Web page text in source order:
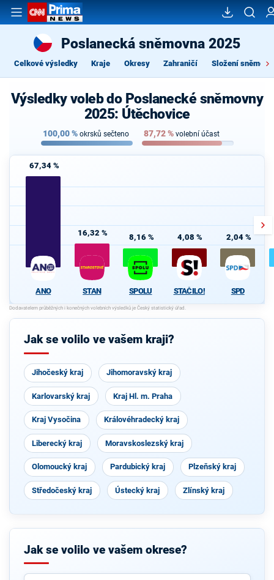
Poslanecká sněmovna 2025
Celkové výsledky Kraje Okresy Zahraničí Složení
Výsledky voleb do Poslanecké sněmovny
2025: Útěchovice
100,00% okrsků sečteno 87,72% volební účast
67,34 %
ANO
16,32 %
STAN
8,16 %
SPOLU
4,08 %
STAČILO!
2,04 %
SPD
Jak se volilo ve vašem kraji?
Jihočeský kraj Jihomoravský kraj
Karlovarský kraj Kraj Hl. m. Praha
Kraj Vysočina Královéhradecký kraj
Liberecký kraj Moravskoslezský kraj
Olomoucký kraj Pardubický kraj Plzeňský kraj
Středočeský kraj Ústecký kraj Zlínský kraj
Jak se volilo ve vašem okrese?